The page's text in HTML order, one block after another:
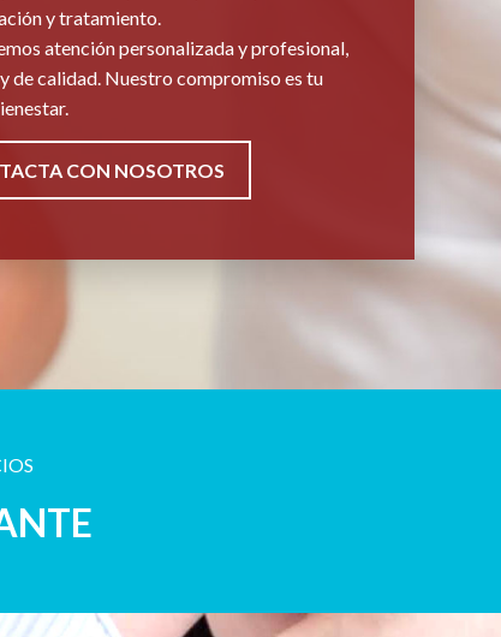
y tratamiento.
atención personalizada y profesional,
de calidad. Nuestro compromiso es tu
CON NOSOTROS